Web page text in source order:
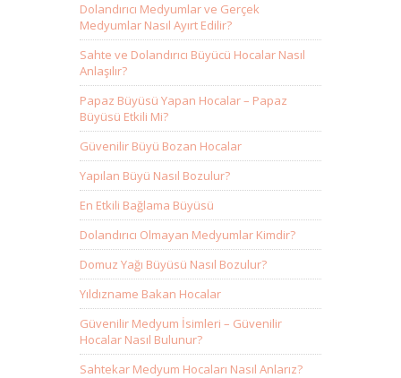
Dolandırıcı Medyumlar ve Gerçek
Medyumlar Nasıl Ayırt Edilir?
Sahte ve Dolandırıcı Büyücü Hocalar Nasıl
Anlaşılır?
Papaz Büyüsü Yapan Hocalar – Papaz
Büyüsü Etkili Mi?
Güvenilir Büyü Bozan Hocalar
Yapılan Büyü Nasıl Bozulur?
En Etkili Bağlama Büyüsü
Dolandırıcı Olmayan Medyumlar Kimdir?
Domuz Yağı Büyüsü Nasıl Bozulur?
Yıldızname Bakan Hocalar
Güvenilir Medyum İsimleri – Güvenilir
Hocalar Nasıl Bulunur?
Sahtekar Medyum Hocaları Nasıl Anlarız?